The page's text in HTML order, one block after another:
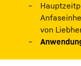
von